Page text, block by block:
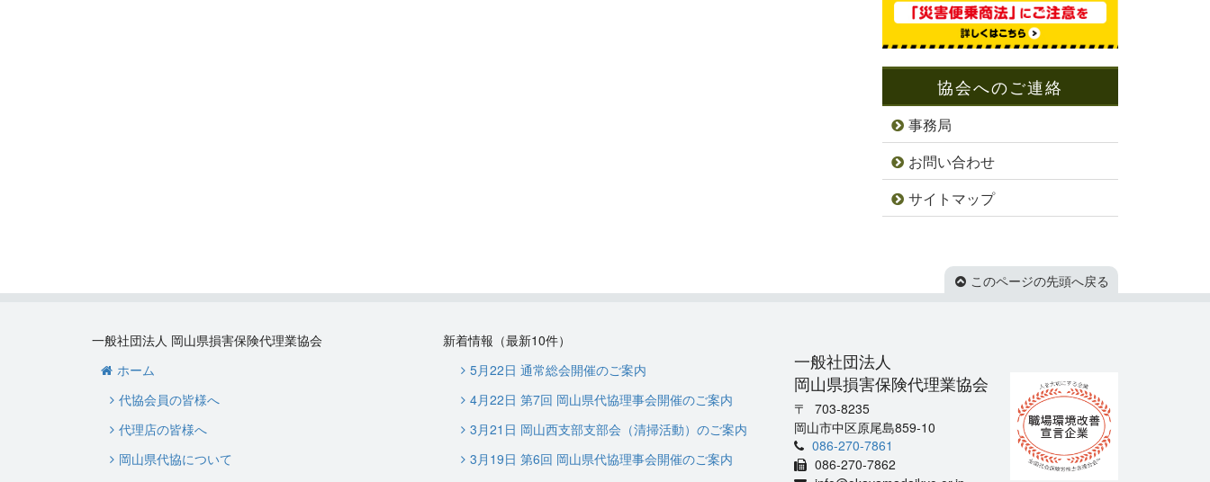
協会へのご連絡
事務局
お問い合わせ
サイトマップ
このページの先頭へ戻る
一般社団法人 岡山県損害保険代理業協会
ホーム
代協会員の皆様へ
代理店の皆様へ
岡山県代協について
新着情報（最新10件）
5月22日 通常総会開催のご案内
4月22日 第7回 岡山県代協理事会開催のご案内
3月21日 岡山西支部支部会（清掃活動）のご案内
3月19日 第6回 岡山県代協理事会開催のご案内
一般社団法人
岡山県損害保険代理業協会
703-8235
岡山市中区原尾島859-10
086-270-7861
086-270-7862